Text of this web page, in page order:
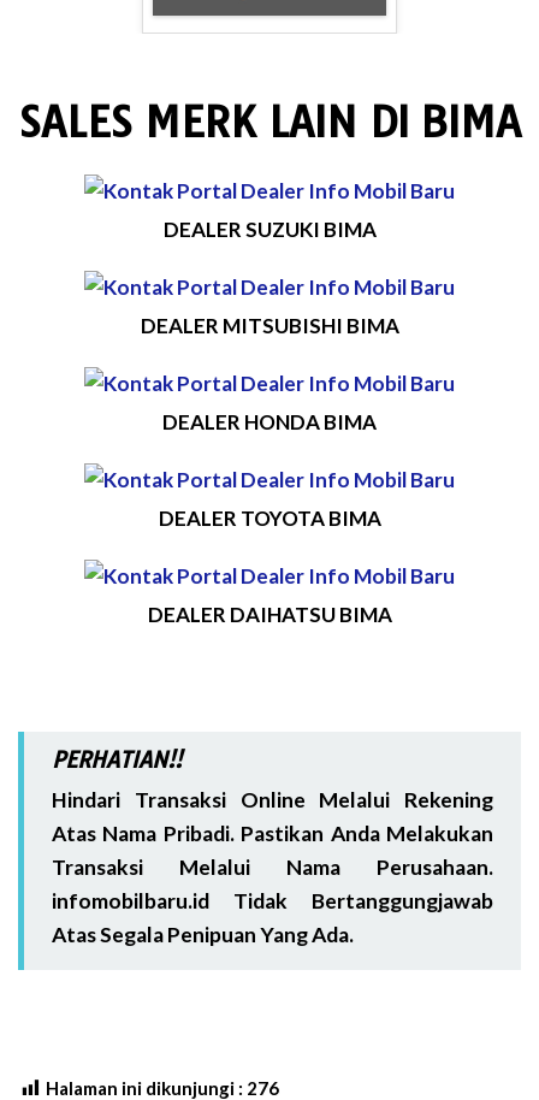
SALES MERK LAIN DI BIMA
DEALER SUZUKI BIMA
DEALER MITSUBISHI BIMA
DEALER HONDA BIMA
DEALER TOYOTA BIMA
DEALER DAIHATSU BIMA
PERHATIAN!!
Hindari Transaksi Online Melalui Rekening
Atas Nama Pribadi. Pastikan Anda Melakukan
Transaksi Melalui Nama Perusahaan.
infomobilbaru.id Tidak Bertanggungjawab
Atas Segala Penipuan Yang Ada.
Halaman ini dikunjungi : 276